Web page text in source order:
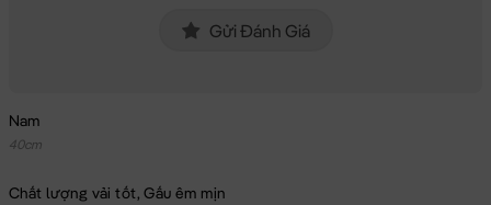
Gửi Đánh Giá
Nam
40cm
Chất lượng vải tốt, Gấu êm mịn